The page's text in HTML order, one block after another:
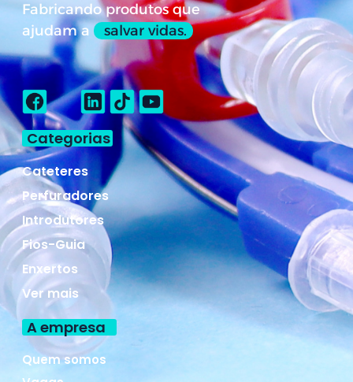
Fabricando produtos que
ajudam a
salvar vidas.
Categorias
Cateteres
Perfuradores
Introdutores
Fios-Guia
Enxertos
Ver mais
A empresa
Quem somos